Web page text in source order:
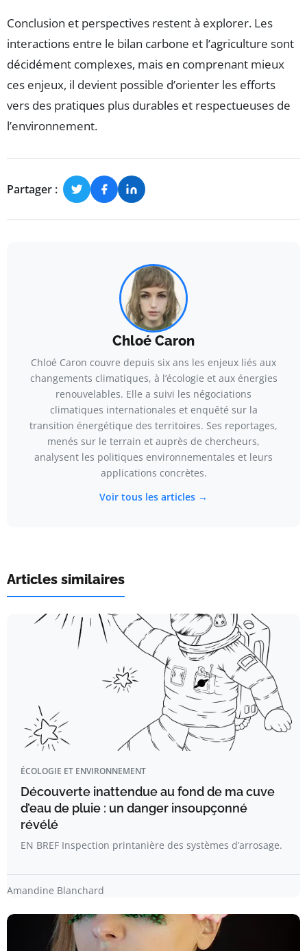
Conclusion et perspectives restent à explorer. Les
interactions entre le bilan carbone et l’agriculture sont
décidément complexes, mais en comprenant mieux
ces enjeux, il devient possible d’orienter les efforts
vers des pratiques plus durables et respectueuses de
l’environnement.
Partager :
Chloé Caron
Chloé Caron couvre depuis six ans les enjeux liés aux
changements climatiques, à l’écologie et aux énergies
renouvelables. Elle a suivi les négociations
climatiques internationales et enquêté sur la
transition énergétique des territoires. Ses reportages,
menés sur le terrain et auprès de chercheurs,
analysent les politiques environnementales et leurs
applications concrètes.
Voir tous les articles →
Articles similaires
ÉCOLOGIE ET ENVIRONNEMENT
Découverte inattendue au fond de ma cuve
d’eau de pluie : un danger insoupçonné
révélé
EN BREF Inspection printanière des systèmes d’arrosage.
Amandine Blanchard